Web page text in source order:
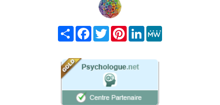
Share FacebookTwitterPinterest
LinkedIn